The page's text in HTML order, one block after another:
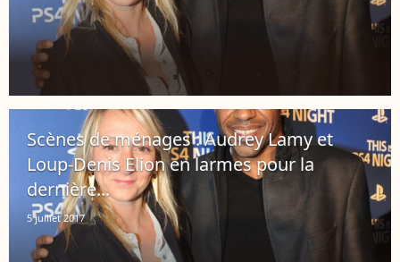
Scènes de ménages : Audrey Lamy et
Loup-Denis Elion en larmes pour la
dernière...
5 juillet 2017